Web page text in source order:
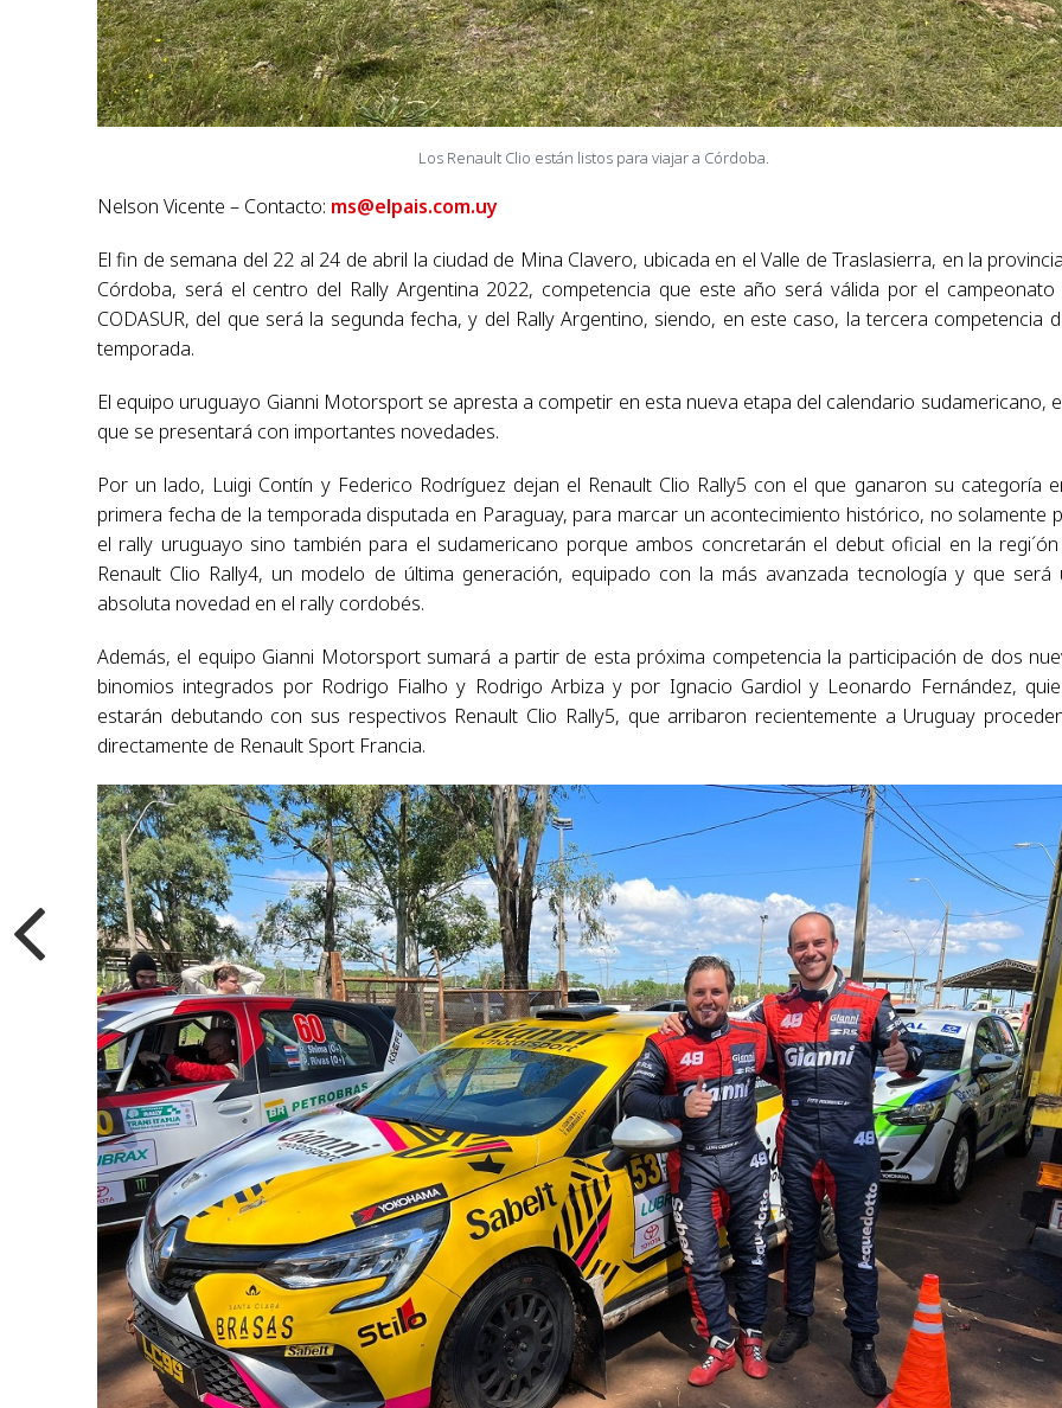
Los Renault Clio están listos para viajar a Córdoba.
Nelson Vicente – Contacto: ms@elpais.com.uy
El fin de semana del 22 al 24 de abril la ciudad de Mina Clavero, ubicada en el Valle de Traslasierra, en la
Córdoba, será el centro del Rally Argentina 2022, competencia que este año será válida por el campeonato
CODASUR, del que será la segunda fecha, y del Rally Argentino, siendo, en este caso, la tercera competencia
temporada.
El equipo uruguayo Gianni Motorsport se apresta a competir en esta nueva etapa del calendario sudamericano,
que se presentará con importantes novedades.
Por un lado, Luigi Contín y Federico Rodríguez dejan el Renault Clio Rally5 con el que ganaron su categoría
primera fecha de la temporada disputada en Paraguay, para marcar un acontecimiento histórico, no solamente
el rally uruguayo sino también para el sudamericano porque ambos concretarán el debut oficial en la
Renault Clio Rally4, un modelo de última generación, equipado con la más avanzada tecnología y que será
absoluta novedad en el rally cordobés.
Además, el equipo Gianni Motorsport sumará a partir de esta próxima competencia la participación de dos
binomios integrados por Rodrigo Fialho y Rodrigo Arbiza y por Ignacio Gardiol y Leonardo Fernández,
estarán debutando con sus respectivos Renault Clio Rally5, que arribaron recientemente a Uruguay
directamente de Renault Sport Francia.